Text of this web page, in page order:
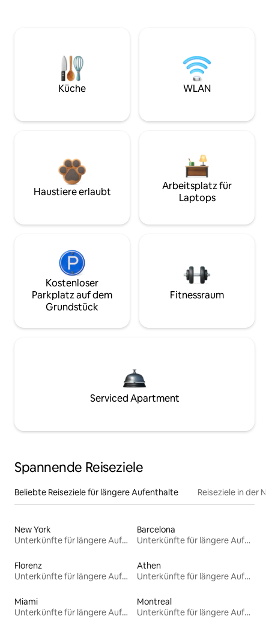
Küche WLAN
Haustiere erlaubt
Arbeitsplatz für
Laptops
Kostenloser
Parkplatz auf dem
Grundstück
Fitnessraum
Serviced Apartment
Spannende Reiseziele
Beliebte Reiseziele für längere Aufenthalte Reiseziele in der
New York
Unterkünfte für längere Aufenthalte
Barcelona
Unterkünfte für längere Aufenthalte
Florenz
Unterkünfte für längere Aufenthalte
Athen
Unterkünfte für längere Aufenthalte
Miami
Unterkünfte für längere Aufenthalte
Montreal
Unterkünfte für längere Aufenthalte